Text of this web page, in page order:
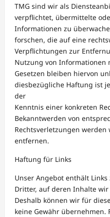
TMG sind wir als
verpflichtet, übermittelte
Informationen zu
forschen, die auf eine
Verpflichtungen zur
Nutzung von Informationen
Gesetzen bleiben hiervon
diesbezügliche Haftung ist
der
Kenntnis einer konkreten
Bekanntwerden von
Rechtsverletzungen
entfernen.
Haftung für Links
Unser Angebot enthält
Dritter, auf deren Inhalte
Deshalb können wir für
keine Gewähr übernehmen.